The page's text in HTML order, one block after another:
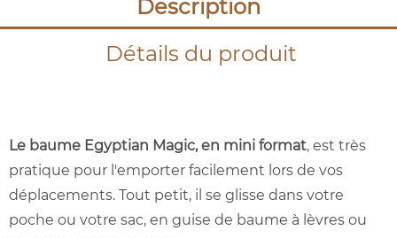
Description
Détails du produit
Le baume Egyptian Magic, en mini format, est très
pratique pour l'emporter facilement lors de vos
déplacements. Tout petit, il se glisse dans votre
poche ou votre sac, en guise de baume à lèvres ou